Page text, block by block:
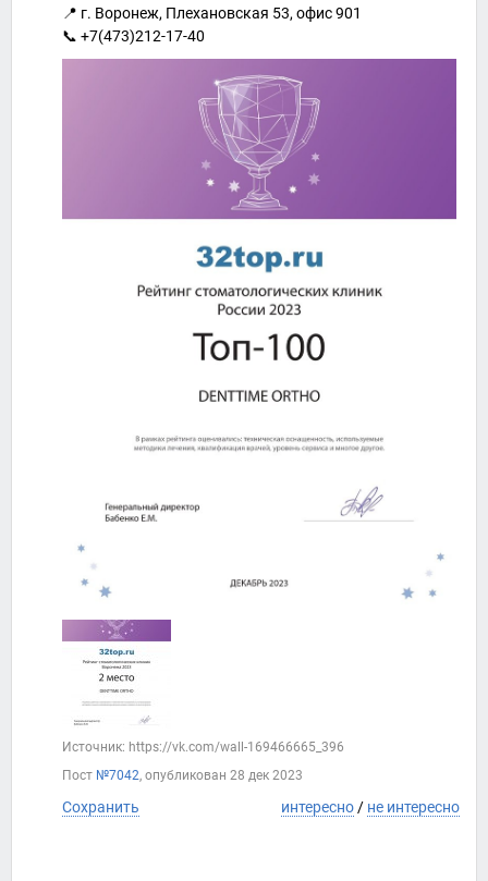
📍 г. Воронеж, Плехановская 53, офис 901
📞 +7(473)212-17-40
Источник: https://vk.com/wall-169466665_396
Пост №7042, опубликован 28 дек 2023
Сохранить интересно / не интересно